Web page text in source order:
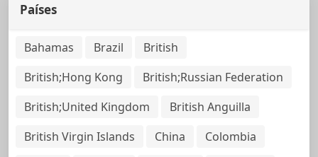
Países
Bahamas Brazil
British
British;Hong Kong
British;Russian Federation
British;United Kingdom
British Anguilla
British Virgin Islands
China
Colombia